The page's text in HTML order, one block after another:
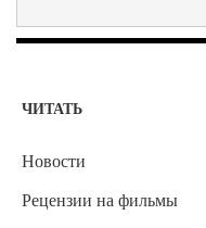
ЧИТАТЬ
Новости
Рецензии на фильмы